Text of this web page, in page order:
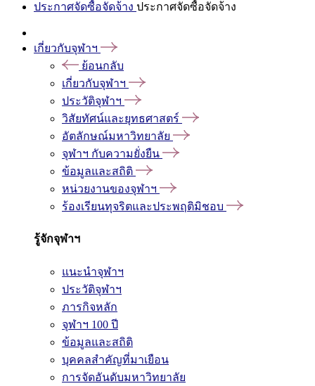
ประกาศจัดซื้อจัดจ้าง ประกาศจัดซื้อจัดจ้าง
เกี่ยวกับจุฬาฯ
ย้อนกลับ
เกี่ยวกับจุฬาฯ
ประวัติจุฬาฯ
วิสัยทัศน์และยุทธศาสตร์
อัตลักษณ์มหาวิทยาลัย
จุฬาฯ กับความยั่งยืน
ข้อมูลและสถิติ
หน่วยงานของจุฬาฯ
ร้องเรียนทุจริตและประพฤติมิชอบ
รู้จักจุฬาฯ
แนะนำจุฬาฯ
ประวัติจุฬาฯ
ภารกิจหลัก
จุฬาฯ 100 ปี
ข้อมูลและสถิติ
บุคคลสำคัญที่มาเยือน
การจัดอันดับมหาวิทยาลัย